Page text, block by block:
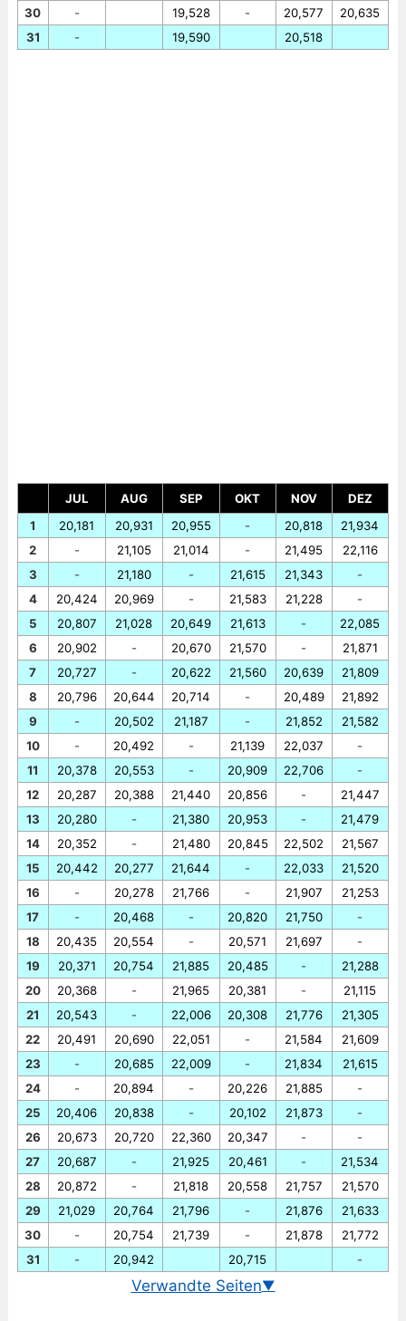
30
31
-
-
19,528
19,590
-
20,577
20,518
20,635
JUL AUG SEP OKT NOV
DEZ
1
2
3
4
5
6
7
8
9
10
11
12
13
14
15
16
17
18
19
20
21
22
23
24
25
26
27
28
29
30
31
20,181
-
-
20,424
20,807
20,902
20,727
20,796
-
-
20,378
20,287
20,280
20,352
20,442
-
-
20,435
20,371
20,368
20,543
20,491
-
-
20,406
20,673
20,687
20,872
21,029
-
-
20,931
21,105
21,180
20,969
21,028
-
-
20,644
20,502
20,492
20,553
20,388
-
-
20,277
20,278
20,468
20,554
20,754
-
-
20,690
20,685
20,894
20,838
20,720
-
-
20,764
20,754
20,942
20,955
21,014
-
-
20,649
20,670
20,622
20,714
21,187
-
-
21,440
21,380
21,480
21,644
21,766
-
-
21,885
21,965
22,006
22,051
22,009
-
-
22,360
21,925
21,818
21,796
21,739
-
-
21,615
21,583
21,613
21,570
21,560
-
-
21,139
20,909
20,856
20,953
20,845
-
-
20,820
20,571
20,485
20,381
20,308
-
-
20,226
20,102
20,347
20,461
20,558
-
-
20,715
20,818
21,495
21,343
21,228
-
-
20,639
20,489
21,852
22,037
22,706
-
-
22,502
22,033
21,907
21,750
21,697
-
-
21,776
21,584
21,834
21,885
21,873
-
-
21,757
21,876
21,878
21,934
22,116
-
-
22,085
21,871
21,809
21,892
21,582
-
-
21,447
21,479
21,567
21,520
21,253
-
-
21,288
21,115
21,305
21,609
21,615
-
-
-
21,534
21,570
21,633
21,772
-
Verwandte Seiten▼